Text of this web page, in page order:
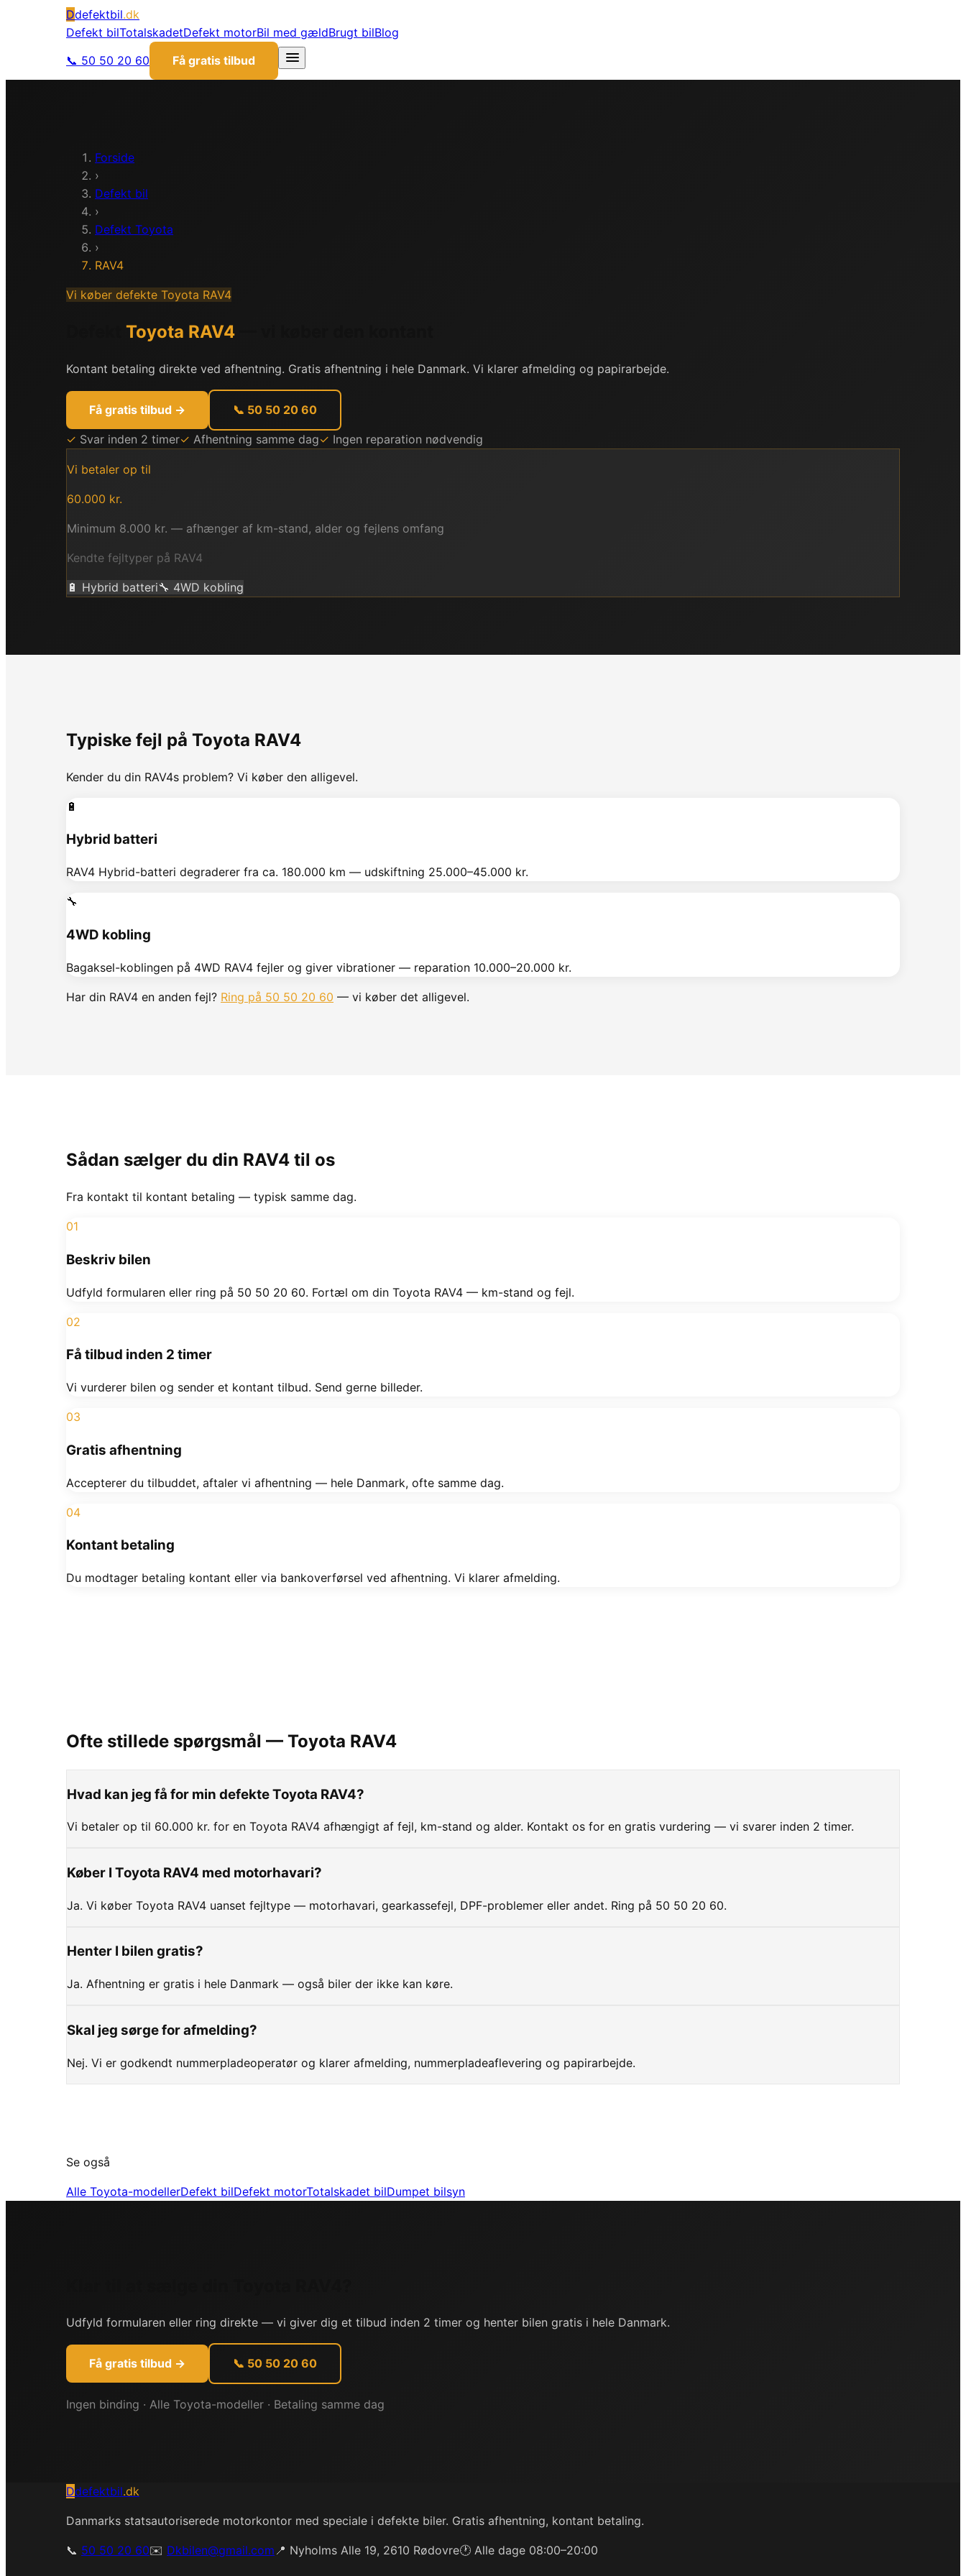
Ddefektbil.dk
Defekt bilTotalskadetDefekt motorBil med gældBrugt bilBlog
📞 50 50 20 60
Få gratis tilbud
Forside
›
Defekt bil
›
Defekt Toyota
›
RAV4
Vi køber defekte Toyota RAV4
Toyota RAV4
Kontant betaling direkte ved afhentning. Gratis afhentning i hele Danmark. Vi klarer afmelding og papirarbejde.
Få gratis tilbud → 📞 50 50 20 60
✓ Svar inden 2 timer✓ Afhentning samme dag✓ Ingen reparation nødvendig
Vi betaler op til
60.000 kr.
Minimum 8.000 kr. — afhænger af km-stand, alder og fejlens omfang
Kendte fejltyper på RAV4
🔋 Hybrid batteri🔧 4WD kobling
Typiske fejl på Toyota RAV4
Kender du din RAV4s problem? Vi køber den alligevel.
🔋
Hybrid batteri
RAV4 Hybrid-batteri degraderer fra ca. 180.000 km — udskiftning 25.000–45.000 kr.
🔧
4WD kobling
Bagaksel-koblingen på 4WD RAV4 fejler og giver vibrationer — reparation 10.000–20.000 kr.
Har din RAV4 en anden fejl? Ring på 50 50 20 60 — vi køber det alligevel.
Sådan sælger du din RAV4 til os
Fra kontakt til kontant betaling — typisk samme dag.
01
Beskriv bilen
Udfyld formularen eller ring på 50 50 20 60. Fortæl om din Toyota RAV4 — km-stand og fejl.
02
Få tilbud inden 2 timer
Vi vurderer bilen og sender et kontant tilbud. Send gerne billeder.
03
Gratis afhentning
Accepterer du tilbuddet, aftaler vi afhentning — hele Danmark, ofte samme dag.
04
Kontant betaling
Du modtager betaling kontant eller via bankoverførsel ved afhentning. Vi klarer afmelding.
Ofte stillede spørgsmål — Toyota RAV4
Hvad kan jeg få for min defekte Toyota RAV4?
Vi betaler op til 60.000 kr. for en Toyota RAV4 afhængigt af fejl, km-stand og alder. Kontakt os for en gratis vurdering — vi svarer inden 2 timer.
Køber I Toyota RAV4 med motorhavari?
Ja. Vi køber Toyota RAV4 uanset fejltype — motorhavari, gearkassefejl, DPF-problemer eller andet. Ring på 50 50 20 60.
Henter I bilen gratis?
Ja. Afhentning er gratis i hele Danmark — også biler der ikke kan køre.
Skal jeg sørge for afmelding?
Nej. Vi er godkendt nummerpladeoperatør og klarer afmelding, nummerpladeaflevering og papirarbejde.
Se også
Alle Toyota-modellerDefekt bilDefekt motorTotalskadet bilDumpet bilsyn
Udfyld formularen eller ring direkte — vi giver dig et tilbud inden 2 timer og henter bilen gratis i hele Danmark.
Få gratis tilbud → 📞 50 50 20 60
Ingen binding · Alle Toyota-modeller · Betaling samme dag
Ddefektbil.dk
Danmarks statsautoriserede motorkontor med speciale i defekte biler. Gratis afhentning, kontant betaling.
📞 50 50 20 60✉️ Dkbilen@gmail.com 📍 Nyholms Alle 19, 2610 Rødovre🕐 Alle dage 08:00–20:00